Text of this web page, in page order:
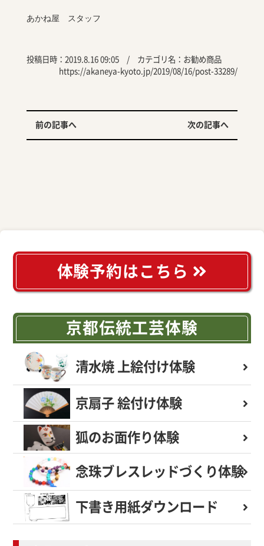
体験予約はこちら
京都伝統工芸体験
清水焼 上絵付け体験
京扇子 絵付け体験
狐のお面作り体験
念珠ブレスレッドづくり体験
下書き用紙ダウンロード
あかね屋 スタッフ
投稿日時：2019.8.16 09:05 / カテゴリ名： お勧め商品
https://akaneya-kyoto.jp/2019/08/16/post-33289/
前の記事へ 次の記事へ